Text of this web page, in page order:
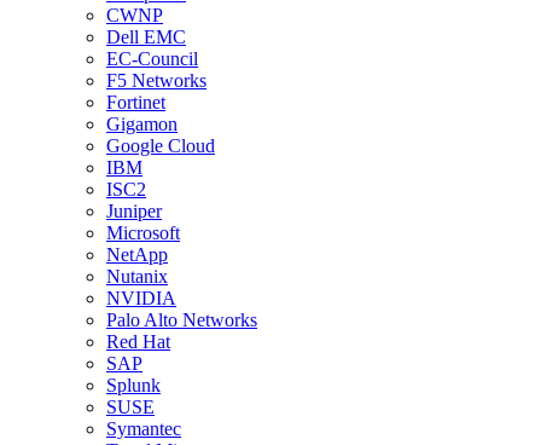
CWNP
Dell EMC
EC-Council
F5 Networks
Fortinet
Gigamon
Google Cloud
IBM
ISC2
Juniper
Microsoft
NetApp
Nutanix
NVIDIA
Palo Alto Networks
Red Hat
SAP
Splunk
SUSE
Symantec